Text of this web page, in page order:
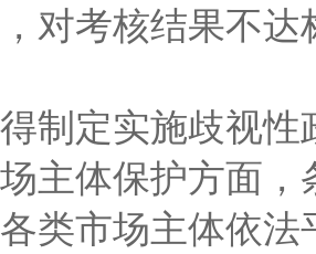
对考核结果不
定实施歧视性
体保护方面，
类市场主体依